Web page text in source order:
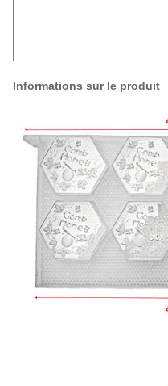
Informations sur le produit